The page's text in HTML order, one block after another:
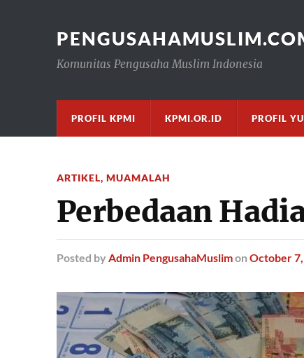
Komunitas Pengusaha Muslim Indonesia
PROFIL KPMI KPMI.OR.ID PROFIL
ARTIKEL, MUAMALAH
Perbedaan
Posted by Admin PengusahaMuslimon October